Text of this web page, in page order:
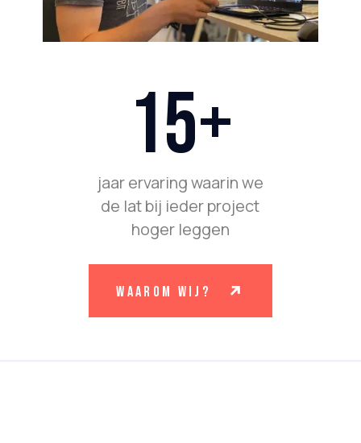
15+
jaar ervaring waarin we
de lat bij ieder project
hoger leggen
waarom wij?